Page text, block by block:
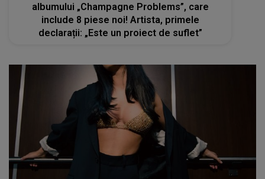
albumului „Champagne Problems”, care
include 8 piese noi! Artista, primele
declarații: „Este un proiect de suflet”